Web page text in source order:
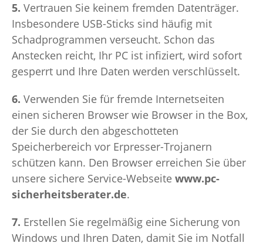
5. Vertrauen Sie keinem fremden Datenträger.
Insbesondere USB-Sticks sind häufig mit
Schadprogrammen verseucht. Schon das
Anstecken reicht, Ihr PC ist infiziert, wird sofort
gesperrt und Ihre Daten werden verschlüsselt.
6. Verwenden Sie für fremde Internetseiten
einen sicheren Browser wie Browser in the Box,
der Sie durch den abgeschotteten
Speicherbereich vor Erpresser-Trojanern
schützen kann. Den Browser erreichen Sie über
unsere sichere Service-Webseite www.pc-
sicherheitsberater.de.
7. Erstellen Sie regelmäßig eine Sicherung von
Windows und Ihren Daten, damit Sie im Notfall